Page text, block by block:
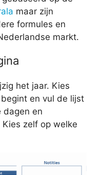
maar zijn
formules en
markt.
het jaar. Kies
en vul de lijst
dagen en
zelf op welke